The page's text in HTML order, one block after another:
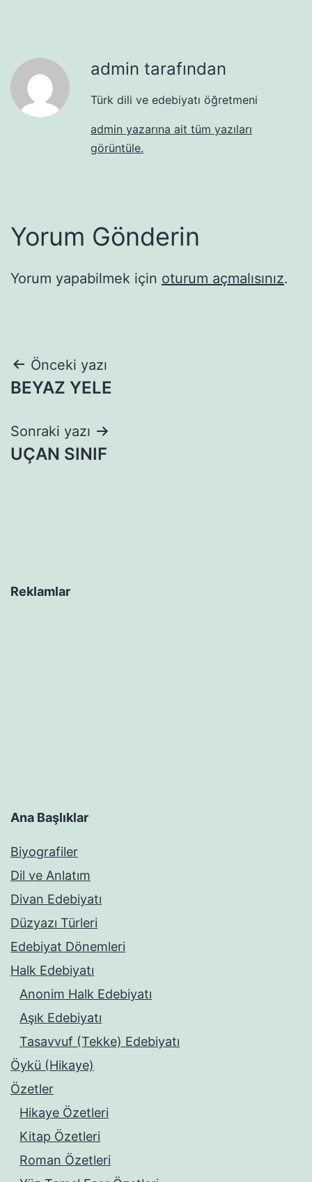
admin tarafından
Türk dili ve edebiyatı öğretmeni
admin yazarına ait tüm yazıları
görüntüle.
Yorum Gönderin
Yorum yapabilmek için oturum açmalısınız.
Yazı
gezinmesi
Önceki yazı
BEYAZ YELE
Sonraki yazı
UÇAN SINIF
Reklamlar
Ana Başlıklar
Biyografiler
Dil ve Anlatım
Divan Edebiyatı
Düzyazı Türleri
Edebiyat Dönemleri
Halk Edebiyatı
Anonim Halk Edebiyatı
Aşık Edebiyatı
Tasavvuf (Tekke) Edebiyatı
Öykü (Hikaye)
Özetler
Hikaye Özetleri
Kitap Özetleri
Roman Özetleri